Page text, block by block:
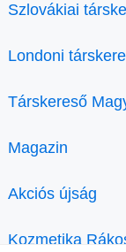
Szlovákiai
Londoni
Társkereső
Magazin
Akciós újság
Kozmetika